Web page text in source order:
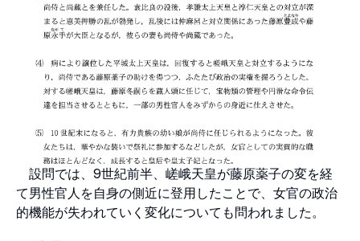
設問では、9世紀前半、嵯峨天皇が藤原薬子の変を経
て男性官人を自身の側近に登用したことで、女官の政治
的機能が失われていく変化についても問われました。